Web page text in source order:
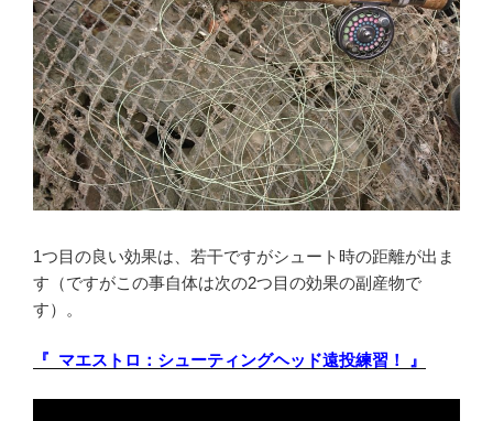
1つ目の良い効果は、若干ですがシュート時の距離が出ま
す（ですがこの事自体は次の2つ目の効果の副産物で
す）。
『 マエストロ：シューティングヘッド遠投練習！ 』